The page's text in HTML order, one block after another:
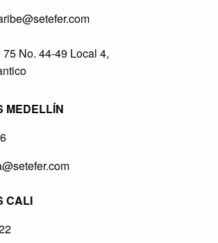
No. 44-49 Local 4,
MEDELLÍN
CALI